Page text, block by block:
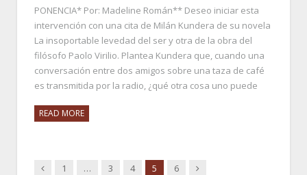
PONENCIA* Por: Madeline Román** Deseo iniciar esta
intervención con una cita de Milán Kundera de su novela
La insoportable levedad del ser y otra de la obra del
filósofo Paolo Virilio. Plantea Kundera que, cuando una
conversación entre dos amigos sobre una taza de café
es transmitida por la radio, ¿qué otra cosa uno puede
READ MORE
Previous
1 … 3 4 5 6 Next